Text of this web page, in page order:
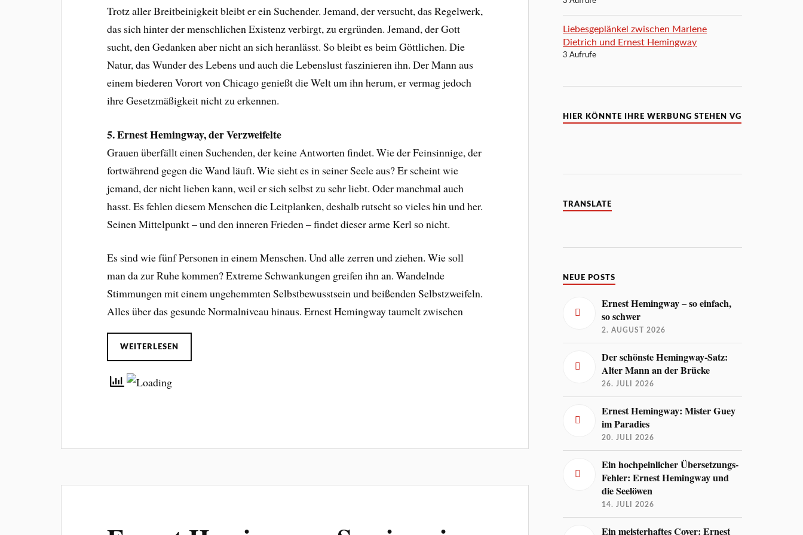
Trotz aller Breitbeinigkeit bleibt er ein Suchender. Jemand, der versucht, das Regelwerk,
das sich hinter der menschlichen Existenz verbirgt, zu ergründen. Jemand, der Gott
sucht, den Gedanken aber nicht an sich heranlässt. So bleibt es beim Göttlichen. Die
Natur, das Wunder des Lebens und auch die Lebenslust faszinieren ihn. Der Mann aus
einem biederen Vorort von Chicago genießt die Welt um ihn herum, er vermag jedoch
ihre Gesetzmäßigkeit nicht zu erkennen.
5. Ernest Hemingway, der Verzweifelte
Grauen überfällt einen Suchenden, der keine Antworten findet. Wie der Feinsinnige, der
fortwährend gegen die Wand läuft. Wie sieht es in seiner Seele aus? Er scheint wie
jemand, der nicht lieben kann, weil er sich selbst zu sehr liebt. Oder manchmal auch
hasst. Es fehlen diesem Menschen die Leitplanken, deshalb rutscht so vieles hin und her.
Seinen Mittelpunkt – und den inneren Frieden – findet dieser arme Kerl so nicht.
Es sind wie fünf Personen in einem Menschen. Und alle zerren und ziehen. Wie soll
man da zur Ruhe kommen? Extreme Schwankungen greifen ihn an. Wandelnde
Stimmungen mit einem ungehemmten Selbstbewusstsein und beißenden Selbstzweifeln.
Alles über das gesunde Normalniveau hinaus. Ernest Hemingway taumelt zwischen
WEITERLESEN
Liebesgeplänkel zwischen Marlene
Dietrich und Ernest Hemingway
3 Aufrufe
HIER KÖNNTE IHRE WERBUNG STEHEN VG
TRANSLATE
NEUE POSTS
Ernest Hemingway – so einfach,
so schwer
2. AUGUST 2026
Der schönste Hemingway-Satz:
Alter Mann an der Brücke
26. JULI 2026
Ernest Hemingway: Mister Guey
im Paradies
20. JULI 2026
Ein hochpeinlicher Übersetzungs-
Fehler: Ernest Hemingway und
die Seelöwen
14. JULI 2026
Ein meisterhaftes Cover: Ernest